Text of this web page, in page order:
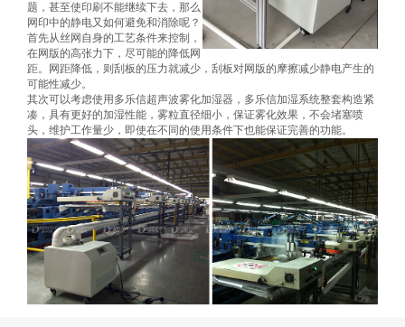
题，甚至使印刷不能继续下去，那么
网印中的静电又如何避免和消除呢？
首先从丝网自身的工艺条件来控制，
在网版的高张力下，尽可能的降低网
距。网距降低，则刮板的压力就减少，刮板对网版的摩擦减少静电产生的
可能性减少。
其次可以考虑使用 多乐信超声波雾化加湿器， 多乐信加湿系统整套构造紧
凑，具有更好的加湿性能，雾粒直径细小，保证雾化效果，不会堵塞喷
头，维护工作量少，即使在不同的使用条件下也能保证完善的功能。